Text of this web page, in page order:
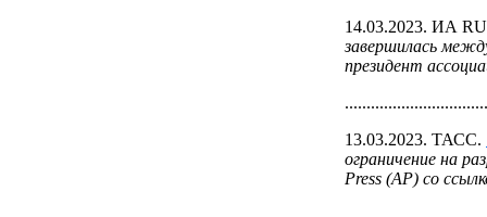
14.03.2023. ИА
завершилась
президент
13.03.2023. ТАСС.
ограничение на
Press (AP) со